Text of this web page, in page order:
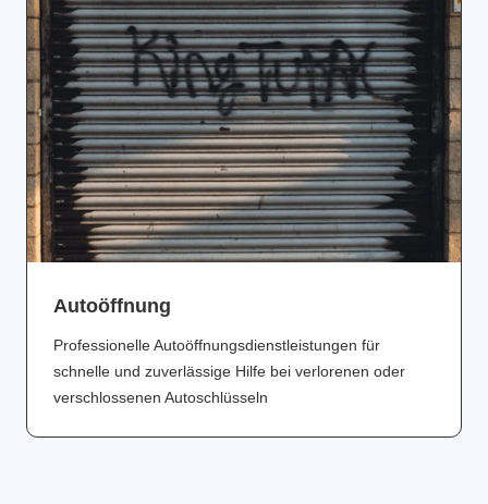
Аutoöffnung
Professionelle Autoöffnungsdienstleistungen für
schnelle und zuverlässige Hilfe bei verlorenen oder
verschlossenen Autoschlüsseln